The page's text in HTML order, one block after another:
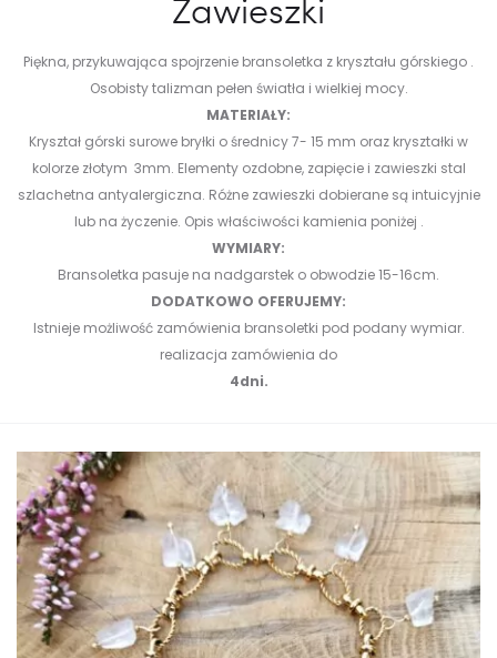
Piękna, przykuwająca spojrzenie bransoletka z kryształu górskiego .
Osobisty talizman pełen światła i wielkiej mocy.
MATERIAŁY:
Kryształ górski surowe bryłki o średnicy 7- 15 mm oraz kryształki w
kolorze złotym 3mm. Elementy ozdobne, zapięcie i zawieszki stal
szlachetna antyalergiczna. Różne zawieszki dobierane są intuicyjnie
lub na życzenie. Opis właściwości kamienia poniżej .
WYMIARY:
Bransoletka pasuje na nadgarstek o obwodzie 15-16cm.
DODATKOWO OFERUJEMY:
Istnieje możliwość zamówienia bransoletki pod podany wymiar.
realizacja zamówienia do
4dni.